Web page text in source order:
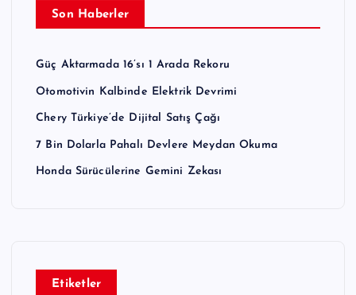
Son Haberler
Güç Aktarmada 16’sı 1 Arada Rekoru
Otomotivin Kalbinde Elektrik Devrimi
Chery Türkiye’de Dijital Satış Çağı
7 Bin Dolarla Pahalı Devlere Meydan Okuma
Honda Sürücülerine Gemini Zekası
Etiketler